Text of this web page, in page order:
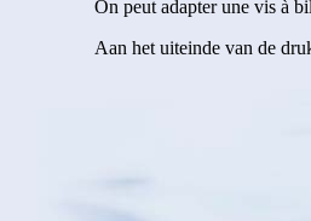
On peut adapter une vis à
Aan het uiteinde van de